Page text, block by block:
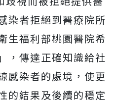
染者拒絕到醫療院所
生福利部桃園醫院希
，傳達正確知識給社
感染者的處境，使更
的結果及後續的穩定